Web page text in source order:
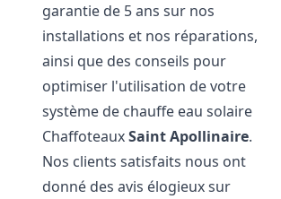
garantie de 5 ans sur nos
installations et nos réparations,
ainsi que des conseils pour
optimiser l'utilisation de votre
système de chauffe eau solaire
ChaffoteauxSaint Apollinaire.
Nos clients satisfaits nous ont
donné des avis élogieux sur